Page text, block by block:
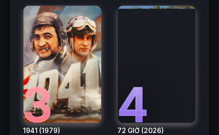
3
1941 (1979) 4
72 GIỜ (2026)